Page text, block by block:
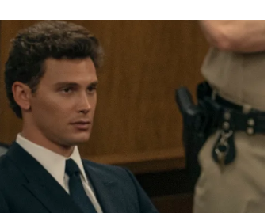
SPORTS & GAMES
10 Fakta Menarik tentang Panjat